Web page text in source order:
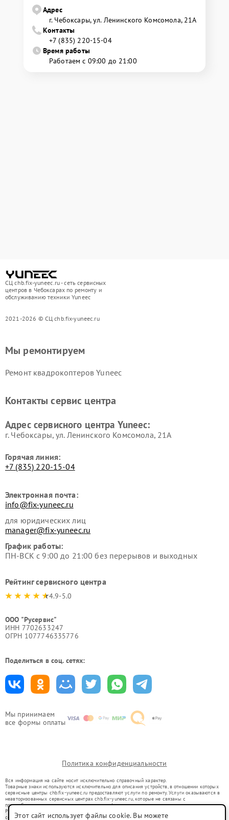
Адрес
г. Чебоксары, ул. Ленинского Комсомола, 21А
Контакты
+7 (835) 220-15-04
Время работы
Работаем с 09:00 до 21:00
СЦ chb.fix-yuneec.ru - сеть сервисных
центров в Чебоксарах по ремонту и
обслуживанию техники Yuneec
2021-2026 © СЦ chb.fix-yuneec.ru
Мы принимаем
все формы оплаты
Мы ремонтируем
Ремонт квадрокоптеров Yuneec
Контакты сервис центра
Адрес сервисного центра Yuneec:
г. Чебоксары, ул. Ленинского Комсомола, 21А
Горячая линия:
+7 (835) 220-15-04
Электронная почта:
info@fix-yuneec.ru
для юридических лиц
manager@fix-yuneec.ru
График работы:
ПН-ВСК с 9:00 до 21:00 без перерывов и выходных
Рейтинг сервисного центра
4.9-5.0
ООО "Русервис"
ИНН 7702633247
ОГРН 1077746335776
Поделиться в соц. сетях:
Политика конфиденциальности
Вся информация на сайте носит исключительно справочный характер.
Товарные знаки используются исключительно для описания устройств, в отношении которых
сервисные центры chb.fix-yuneec.ru предоставляют услуги по ремонту. Услуги оказываются в
неавторизованных сервисных центрах chb.fix-yuneec.ru, которые не связаны с
правообладателями товарных знаков или их официальными представителями.
Ремонт осуществляется для устройств, уже введенных в гражданский оборот в соответствии
со статьей 1487 ГК РФ.
Этот сайт использует файлы cookie. Вы можете